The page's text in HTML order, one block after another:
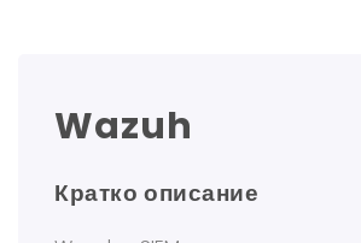
Wazuh
Кратко описание